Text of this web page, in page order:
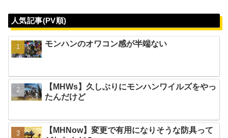
人気記事(PV順)
モンハンのオワコン感が半端ない
【MHWs】久しぶりにモンハンワイルズをやっ
たんだけど
【MHNow】変更で有用になりそうな防具って